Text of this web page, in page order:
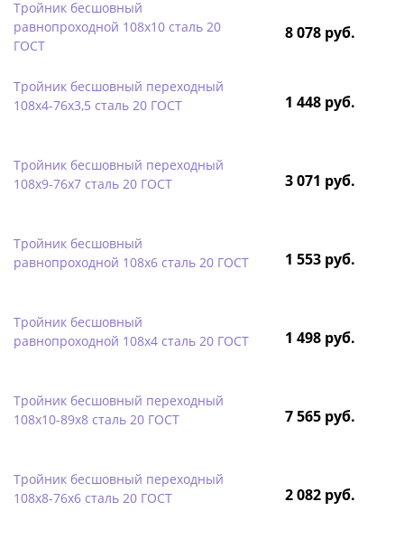
Тройник бесшовный
равнопроходной 108х10 сталь 20
ГОСТ
8 078 руб.
Тройник бесшовный переходный
108х4-76х3,5 сталь 20 ГОСТ
1 448 руб.
Тройник бесшовный переходный
108х9-76х7 сталь 20 ГОСТ
3 071 руб.
Тройник бесшовный
равнопроходной 108х6 сталь 20 ГОСТ
1 553 руб.
Тройник бесшовный
равнопроходной 108х4 сталь 20 ГОСТ
1 498 руб.
Тройник бесшовный переходный
108х10-89х8 сталь 20 ГОСТ
7 565 руб.
Тройник бесшовный переходный
108х8-76х6 сталь 20 ГОСТ
2 082 руб.